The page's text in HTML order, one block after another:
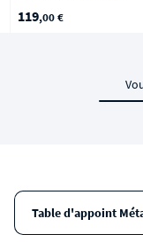
119,00 €
Table d'appoint